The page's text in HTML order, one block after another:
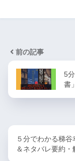
前の記事
5
書
５分でわかる梯
＆ネタバレ要約・